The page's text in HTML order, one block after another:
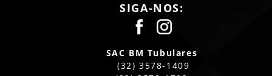
SIGA-NOS:
SAC BM Tubulares
(32) 3578-1409